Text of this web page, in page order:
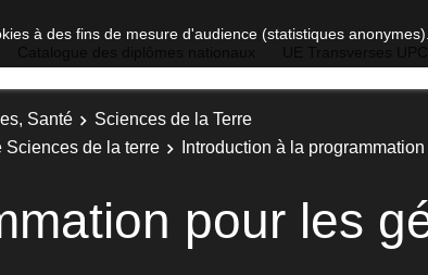
à des fins de mesure d'audience (statistiques anonymes).
Santé
Sciences de la Terre
Sciences de la terre Introduction à la
pour les